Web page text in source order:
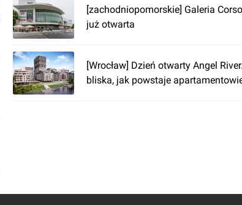
[zachodniopomorskie] Galeria
już otwarta
[Wrocław] Dzień otwarty Angel
bliska, jak powstaje